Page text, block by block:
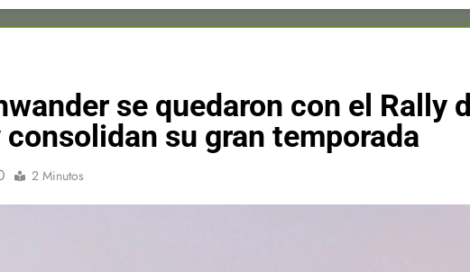
se quedaron con el Rally
consolidan su gran temporada
2 Minutos